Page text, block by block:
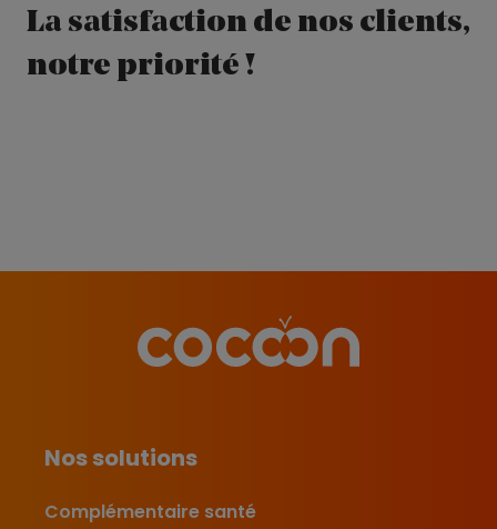
La satisfaction de nos clients,
notre priorité !
Nos solutions
Complémentaire santé